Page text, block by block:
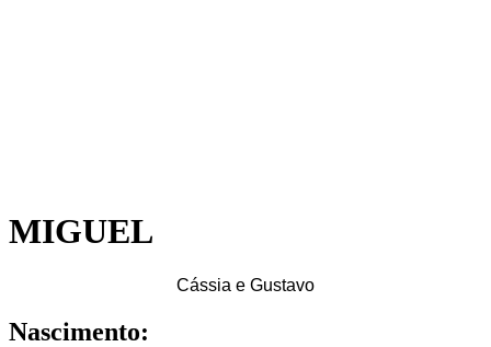
MIGUEL
Cássia e Gustavo
Nascimento: